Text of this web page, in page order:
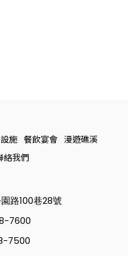
施 餐飲宴會 漫遊礁溪
絡我們
路100巷28號
7600
7500